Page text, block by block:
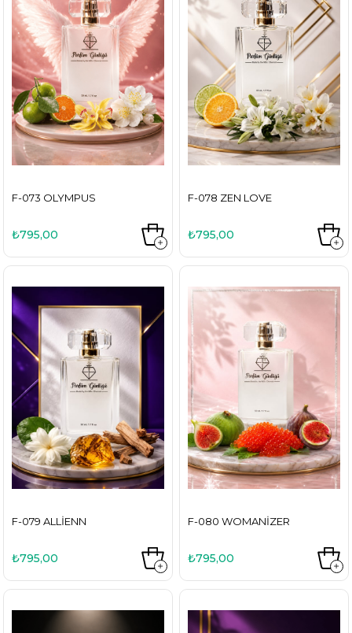
F-073 OLYMPUS
₺795,00
F-078 ZEN LOVE
₺795,00
F-079 ALLIENN
₺795,00
F-080 WOMANIZER
₺795,00